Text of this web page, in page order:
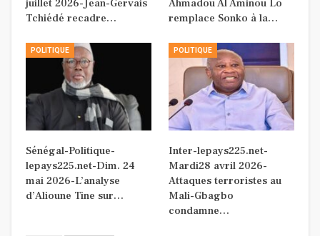
juillet 2026-Jean-Gervais
Tchiédé recadre…
Ahmadou Al Aminou Lo
remplace Sonko à la…
POLITIQUE
Sénégal-Politique-
lepays225.net-Dim. 24
mai 2026-L’analyse
d’Alioune Tine sur…
POLITIQUE
Inter-lepays225.net-
Mardi28 avril 2026-
Attaques terroristes au
Mali-Gbagbo
condamne…